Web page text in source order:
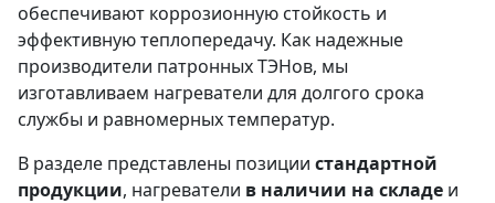
обеспечивают коррозионную стойкость и
эффективную теплопередачу. Как надежные
производители патронных ТЭНов, мы
изготавливаем нагреватели для долгого срока
службы и равномерных температур.
В разделе представлены позиции стандартной
продукции, нагреватели в наличии на складе и